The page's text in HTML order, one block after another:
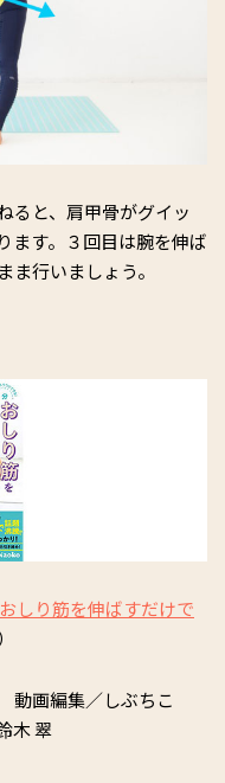
ると、肩甲骨がグイッ
ます。３回目は腕を伸ば
ま行いましょう。
しり筋を伸ばすだけで
動画編集／しぶちこ
木 翠